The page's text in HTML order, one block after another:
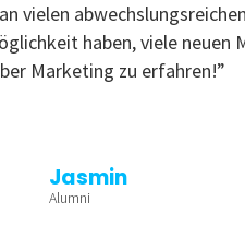
vielen
haben, viele neuen
Marketing zu erfahren!”
Jasmin
Alumni